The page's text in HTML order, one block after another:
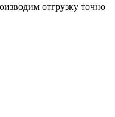
отгрузку точно